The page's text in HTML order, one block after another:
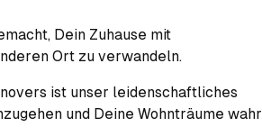
Dein Zuhause mit
Ort zu verwandeln.
ist unser leidenschaftliches
und Deine Wohnträume wahr